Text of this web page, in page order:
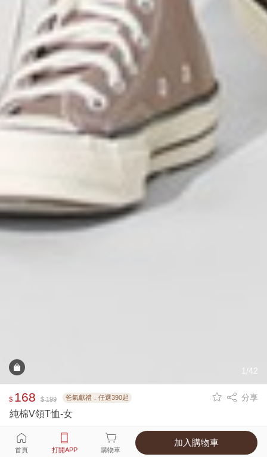
1/42
$ 168 $ 199 爸氣獻禮．任選390起 分享
純棉V領T恤-女
選擇 顏色 尺寸
首頁 打開APP 購物車
加入購物車